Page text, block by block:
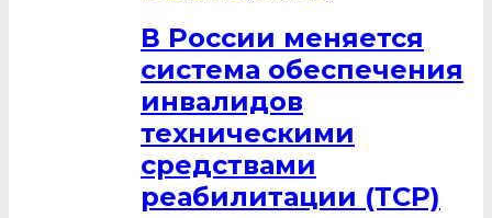
В России меняется
система обеспечения
инвалидов
техническими
средствами
реабилитации (ТСР)